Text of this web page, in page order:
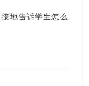
地告诉学生怎么